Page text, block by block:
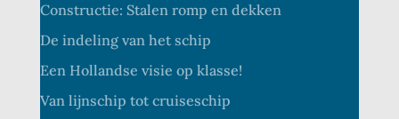
Constructie: Stalen romp en dekken
De indeling van het schip
Een Hollandse visie op klasse!
Van lijnschip tot cruiseschip